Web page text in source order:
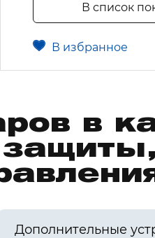
В список
В избранное
в
Дополнительные